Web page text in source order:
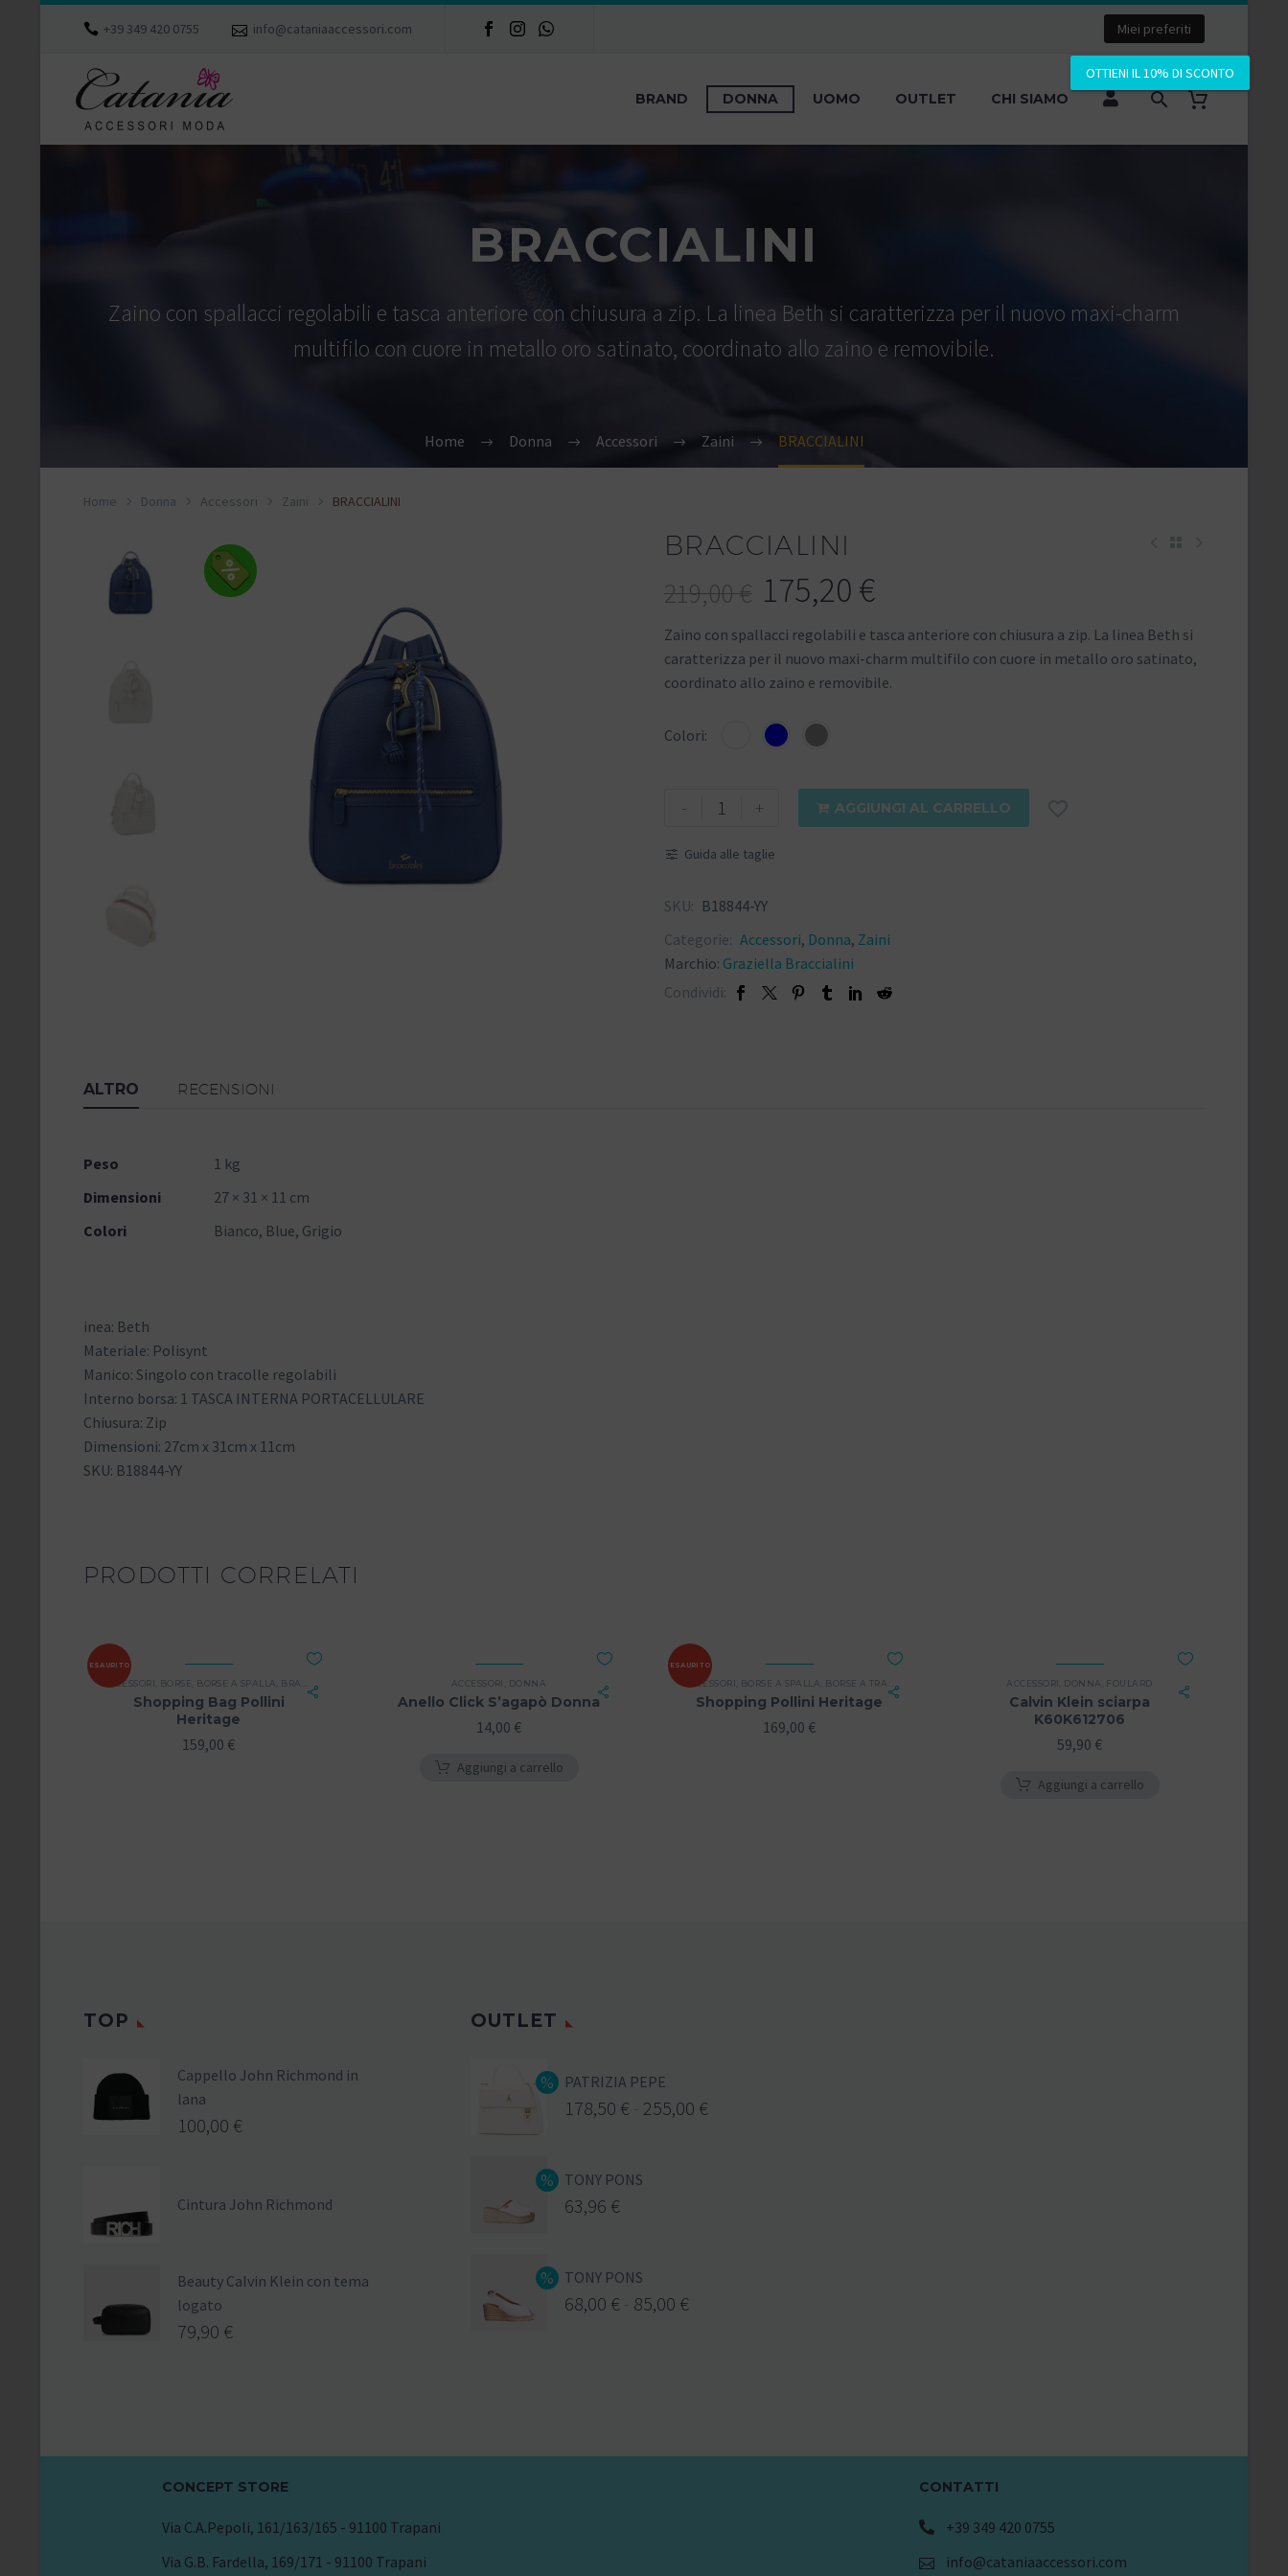
OTTIENI IL 10% DI SCONTO
+39 349 420 0755 info@cataniaaccessori.com Miei preferiti
BRAND DONNA UOMO OUTLET CHI SIAMO
BRACCIALINI
Zaino con spallacci regolabili e tasca anteriore con chiusura a zip. La linea Beth si caratterizza per il nuovo maxi-charm
multifilo con cuore in metallo oro satinato, coordinato allo zaino e removibile.
Home Donna Accessori Zaini BRACCIALINI
Home Donna Accessori Zaini BRACCIALINI
BRACCIALINI
219,00€ 175,20 €
Zaino con spallacci regolabili e tasca anteriore con chiusura a zip. La linea Beth si
caratterizza per il nuovo maxi-charm multifilo con cuore in metallo oro satinato,
coordinato allo zaino e removibile.
Colori
- +  AGGIUNGI AL CARRELLO
Guida alle taglie
SKU: B18844-YY
Categorie: Accessori, Donna, Zaini
Marchio: Graziella Braccialini
Condividi:
ALTRO RECENSIONI
Peso
1 kg
Dimensioni
27 × 31 × 11 cm
Colori
Bianco, Blue, Grigio
inea: Beth
Materiale: Polisynt
Manico: Singolo con tracolle regolabili
Interno borsa: 1 TASCA INTERNA PORTACELLULARE
Chiusura: Zip
Dimensioni: 27cm x 31cm x 11cm
SKU: B18844-YY
PRODOTTI CORRELATI
ESAURITO
ACCESSORI BORSE BORSE A SPALLA BRAND
Shopping Bag Pollini
Heritage
159,00 €
ACCESSORI DONNA
Anello Click S’agapò Donna
14,00 €
Aggiungi a carrello
ESAURITO
ACCESSORI BORSE A SPALLA BORSE A TRACOLLA
Shopping Pollini Heritage
169,00 €
ACCESSORI DONNA FOULARD
Calvin Klein sciarpa
K60K612706
59,90 €
Aggiungi a carrello
TOP
Cappello John Richmond in
lana
100,00 €
Cintura John Richmond
Beauty Calvin Klein con tema
logato
79,90 €
OUTLET
PATRIZIA PEPE
178,50 € 255,00 €
TONY PONS
63,96 €
TONY PONS
68,00 € 85,00 €
CONCEPT STORE
Via C.A.Pepoli, 161/163/165 - 91100 Trapani
Via G.B. Fardella, 169/171 - 91100 Trapani
CONTATTI
+39 349 420 0755
info@cataniaaccessori.com